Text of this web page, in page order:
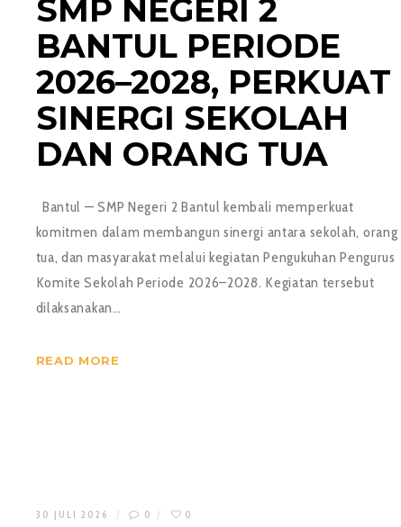
SMP NEGERI 2
BANTUL PERIODE
2026–2028, PERKUAT
SINERGI SEKOLAH
DAN ORANG TUA
Bantul — SMP Negeri 2 Bantul kembali memperkuat
komitmen dalam membangun sinergi antara sekolah, orang
tua, dan masyarakat melalui kegiatan Pengukuhan Pengurus
Komite Sekolah Periode 2026–2028. Kegiatan tersebut
dilaksanakan…
READ MORE
30 JULI 2026 0 0